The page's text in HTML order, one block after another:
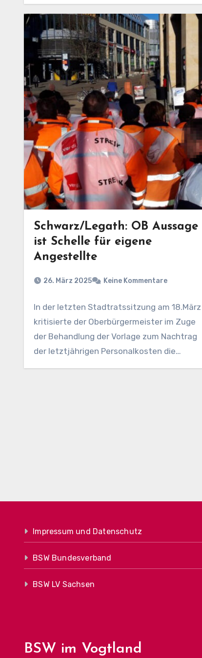
Schwarz/Legath: OB Aussage
ist Schelle für eigene
Angestellte
26. März 2025 Keine Kommentare
In der letzten Stadtratssitzung am 18.März
kritisierte der Oberbürgermeister im Zuge
der Behandlung der Vorlage zum Nachtrag
der letztjährigen Personalkosten die
Impressum und Datenschutz
BSW Bundesverband
BSW LV Sachsen
BSW im Vogtland